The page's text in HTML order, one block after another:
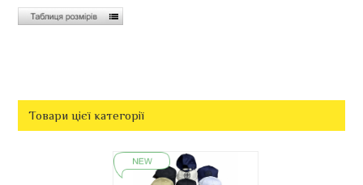
Товари цієї категорії